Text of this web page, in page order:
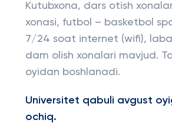
Kutubxona, dars otish
xonasi, futbol – basketbol
7/24 soat internet (wifi),
dam olish xonalari mavjud.
oyidan boshlanadi.
Universitet qabuli avgust
ochiq.